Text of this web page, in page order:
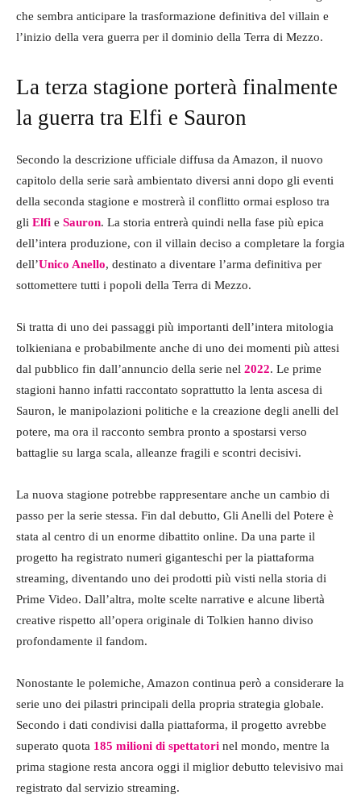
che sembra anticipare la trasformazione definitiva del villain e
l’inizio della vera guerra per il dominio della Terra di Mezzo.
La terza stagione porterà finalmente
la guerra tra Elfi e Sauron
Secondo la descrizione ufficiale diffusa da Amazon, il nuovo
capitolo della serie sarà ambientato diversi anni dopo gli eventi
della seconda stagione e mostrerà il conflitto ormai esploso tra
gli Elfi e Sauron. La storia entrerà quindi nella fase più epica
dell’intera produzione, con il villain deciso a completare la forgia
dell’Unico Anello, destinato a diventare l’arma definitiva per
sottomettere tutti i popoli della Terra di Mezzo.
Si tratta di uno dei passaggi più importanti dell’intera mitologia
tolkieniana e probabilmente anche di uno dei momenti più attesi
dal pubblico fin dall’annuncio della serie nel 2022. Le prime
stagioni hanno infatti raccontato soprattutto la lenta ascesa di
Sauron, le manipolazioni politiche e la creazione degli anelli del
potere, ma ora il racconto sembra pronto a spostarsi verso
battaglie su larga scala, alleanze fragili e scontri decisivi.
La nuova stagione potrebbe rappresentare anche un cambio di
passo per la serie stessa. Fin dal debutto, Gli Anelli del Potere è
stata al centro di un enorme dibattito online. Da una parte il
progetto ha registrato numeri giganteschi per la piattaforma
streaming, diventando uno dei prodotti più visti nella storia di
Prime Video. Dall’altra, molte scelte narrative e alcune libertà
creative rispetto all’opera originale di Tolkien hanno diviso
profondamente il fandom.
Nonostante le polemiche, Amazon continua però a considerare la
serie uno dei pilastri principali della propria strategia globale.
Secondo i dati condivisi dalla piattaforma, il progetto avrebbe
superato quota 185 milioni di spettatori nel mondo, mentre la
prima stagione resta ancora oggi il miglior debutto televisivo mai
registrato dal servizio streaming.